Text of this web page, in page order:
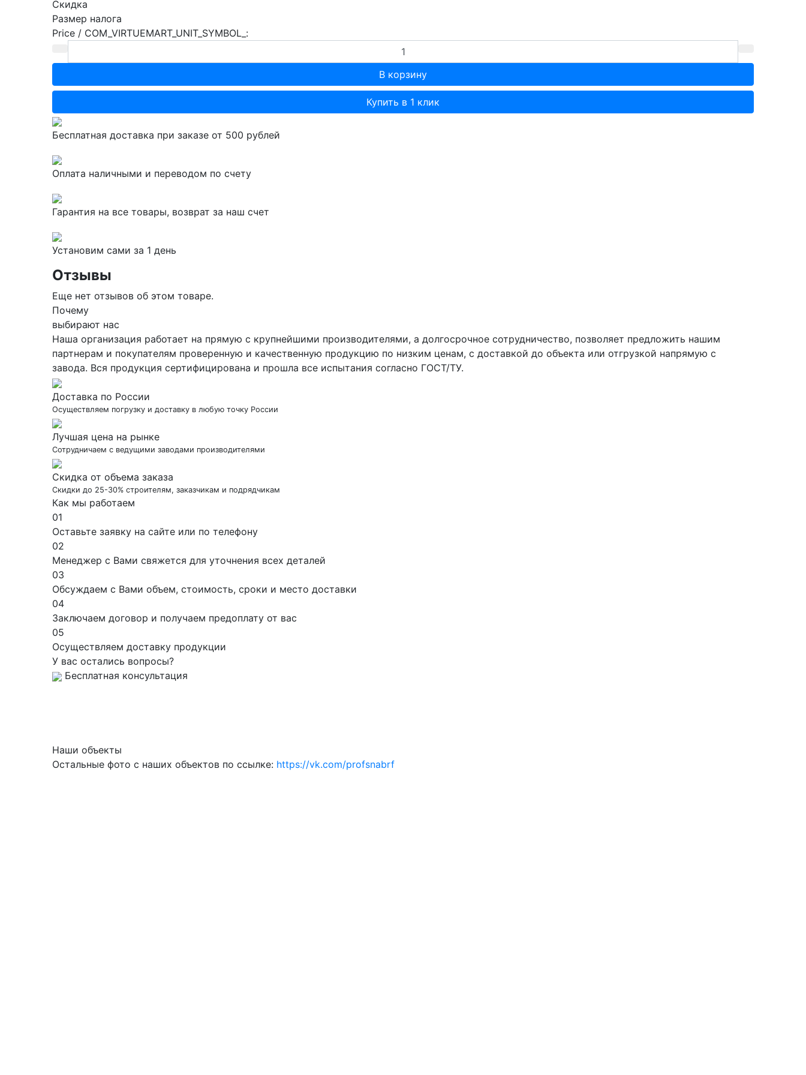
Скидка
Размер налога
Price / COM_VIRTUEMART_UNIT_SYMBOL_:
Купить в 1 клик
Бесплатная доставка при заказе от 500 рублей
Оплата наличными и переводом по счету
Гарантия на все товары, возврат за наш счет
Установим сами за 1 день
Отзывы
Еще нет отзывов об этом товаре.
Почему
выбирают нас
Наша организация работает на прямую с крупнейшими производителями, а долгосрочное сотрудничество, позволяет предложить нашим
партнерам и покупателям проверенную и качественную продукцию по низким ценам, с доставкой до объекта или отгрузкой напрямую с
завода. Вся продукция сертифицирована и прошла все испытания согласно ГОСТ/ТУ.
Доставка по России
Осуществляем погрузку и доставку в любую точку России
Лучшая цена на рынке
Сотрудничаем с ведущими заводами производителями
Скидка от объема заказа
Скидки до 25-30% строителям, заказчикам и подрядчикам
Как мы работаем
01
Оставьте заявку на сайте или по телефону
02
Менеджер с Вами свяжется для уточнения всех деталей
03
Обсуждаем с Вами объем, стоимость, сроки и место доставки
04
Заключаем договор и получаем предоплату от вас
05
Осуществляем доставку продукции
У вас остались вопросы?
Бесплатная консультация
Наши объекты
Остальные фото с наших объектов по ссылке: https://vk.com/profsnabrf